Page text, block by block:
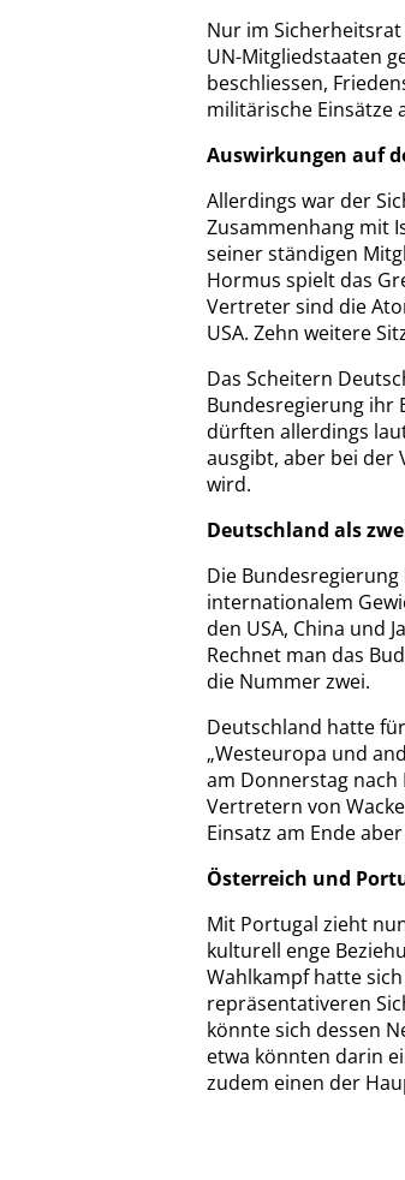
Nur im
UN-Mitgliedstaaten
beschliessen,
militärische Einsätze
Auswirkungen auf
Allerdings war der
Zusammenhang mit
seiner ständigen
Hormus spielt das
Vertreter sind die
USA. Zehn weitere
Das Scheitern
Bundesregierung ihr
dürften allerdings
ausgibt, aber bei der
wird.
Deutschland als
Die
internationalem
den USA, China und
Rechnet man das
die Nummer zwei.
Deutschland hatte
„Westeuropa und
am Donnerstag nach
Vertretern von
Einsatz am Ende
Österreich und
Mit Portugal zieht
kulturell enge
Wahlkampf hatte
repräsentativeren
könnte sich dessen
etwa könnten darin
zudem einen der